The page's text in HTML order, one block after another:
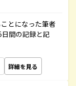
とになった筆者
間の記録と記
詳細を見る